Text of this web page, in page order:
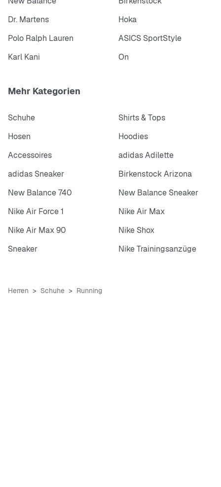
Dr. Martens
Hoka
Polo Ralph Lauren
ASICS SportStyle
Karl Kani
On
Mehr Kategorien
Schuhe
Shirts & Tops
Hosen
Hoodies
Accessoires
adidas Adilette
adidas Sneaker
Birkenstock Arizona
New Balance 740
New Balance Sneaker
Nike Air Force 1
Nike Air Max
Nike Air Max 90
Nike Shox
Sneaker
Nike Trainingsanzüge
Herren Schuhe Running